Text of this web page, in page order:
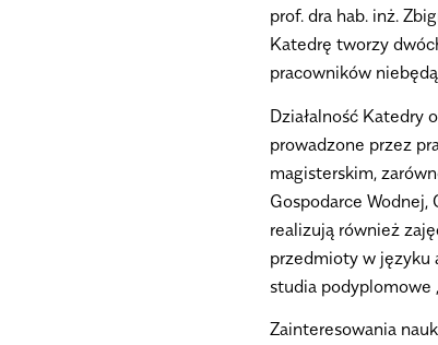
prof. dra hab. inż.
Katedrę tworzy
pracowników
Działalność Katedry
prowadzone przez
magisterskim,
Gospodarce
realizują również
przedmioty w języku
studia podyplomowe
Zainteresowania